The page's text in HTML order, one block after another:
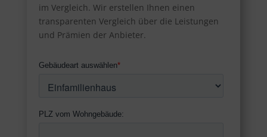
im Vergleich. Wir erstellen Ihnen einen
transparenten Vergleich über die Leistungen
und Prämien der Anbieter.